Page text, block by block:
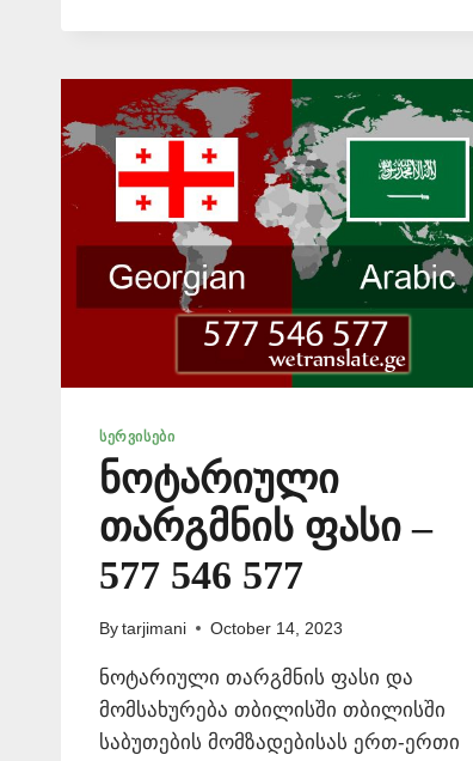
ᲡᲔᲠᲕᲘᲡᲔᲑᲘ
ნოტარიული
თარგმნის ფასი –
577 546 577
By tarjimani October 14, 2023
ნოტარიული თარგმნის ფასი და
მომსახურება თბილისში თბილისში
საბუთების მომზადებისას ერთ-ერთი